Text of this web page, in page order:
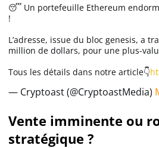
😴 Un portefeuille Ethereum
!
L’adresse, issue du bloc genesis, a
million de dollars, pour une plus-
Tous les détails dans notre article👇
— Cryptoast (@CryptoastMedia)
Vente imminente ou
stratégique ?